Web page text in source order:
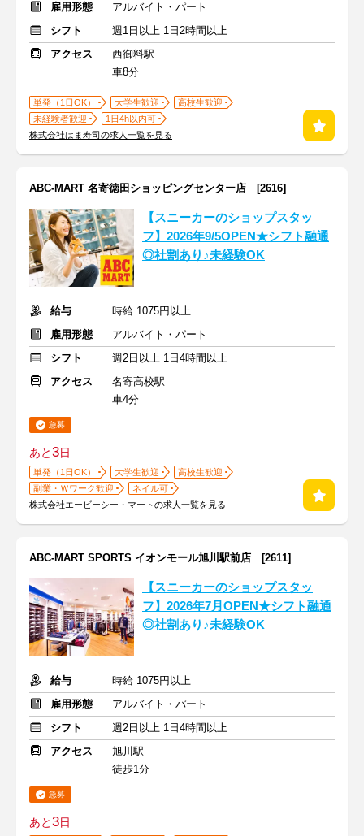
雇用形態
アルバイト・パート
シフト
週1日以上 1日2時間以上
アクセス
西御料駅
車8分
単発（1日OK） 大学生歓迎
高校生歓迎
未経験者歓迎
1日4h以内可
株式会社はま寿司の求人一覧を見る
ABC-MART 名寄徳田ショッピングセンター店 [2616]
【スニーカーのショップスタッ
フ】2026年9/5OPEN★シフト融通
◎社割あり♪未経験OK
給与
時給 1075円以上
雇用形態
アルバイト・パート
シフト
週2日以上 1日4時間以上
アクセス
名寄高校駅
車4分
急募
あと3日
単発（1日OK） 大学生歓迎
高校生歓迎
副業・Ｗワーク歓迎
ネイル可
株式会社エービーシー・マートの求人一覧を見る
ABC-MART SPORTS イオンモール旭川駅前店 [2611]
【スニーカーのショップスタッ
フ】2026年7月OPEN★シフト融通
◎社割あり♪未経験OK
給与
時給 1075円以上
雇用形態
アルバイト・パート
シフト
週2日以上 1日4時間以上
アクセス
旭川駅
徒歩1分
急募
あと3日